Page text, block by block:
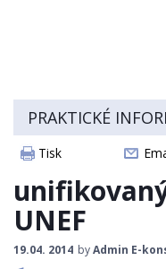
PRAKTICKÉ
Tisk
UNEF
19.04. 2014 byAdmin E-